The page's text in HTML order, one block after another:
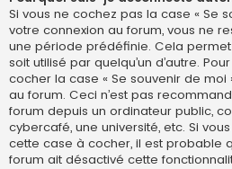
Si vous ne cochez pas la case « Se
votre connexion au forum, vous ne
une période prédéfinie. Cela
soit utilisé par quelqu’un d’autre.
cocher la case « Se souvenir de moi
au forum. Ceci n’est pas
forum depuis un ordinateur public,
cybercafé, une université, etc. Si
cette case à cocher, il est probable
forum ait désactivé cette